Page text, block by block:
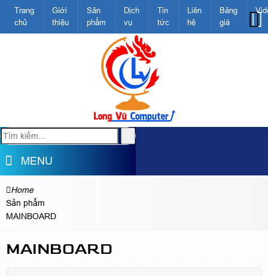
Trang
chủ
Giới
thiệu
Sản
phẩm
Dịch
vụ
Tin
tức
Liên
hệ
Bảng
giá
MENU
Home
Sản phẩm
MAINBOARD
MAINBOARD